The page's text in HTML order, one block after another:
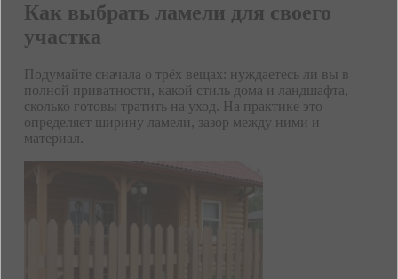
Как выбрать ламели для своего
участка
Подумайте сначала о трёх вещах: нуждаетесь ли вы в
полной приватности, какой стиль дома и ландшафта,
сколько готовы тратить на уход. На практике это
определяет ширину ламели, зазор между ними и
материал.